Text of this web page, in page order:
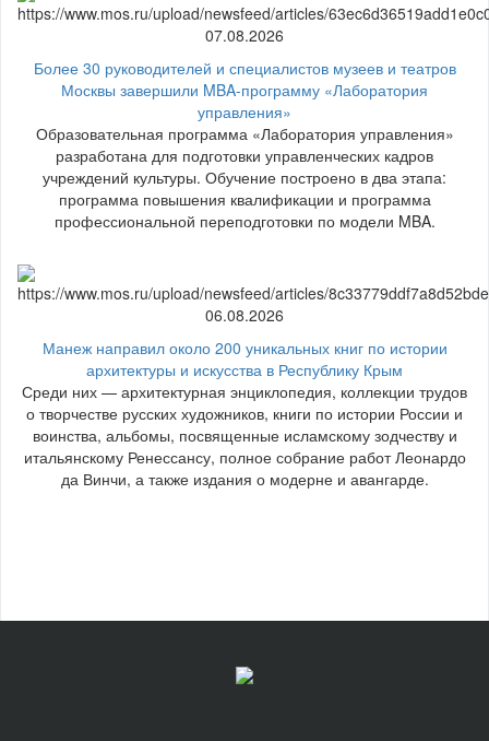
07.08.2026
Более 30 руководителей и специалистов музеев и театров
Москвы завершили MBA-программу «Лаборатория
управления»
Образовательная программа «Лаборатория управления»
разработана для подготовки управленческих кадров
учреждений культуры. Обучение построено в два этапа:
программа повышения квалификации и программа
профессиональной переподготовки по модели MBA.
06.08.2026
Манеж направил около 200 уникальных книг по истории
архитектуры и искусства в Республику Крым
Среди них — архитектурная энциклопедия, коллекции трудов
о творчестве русских художников, книги по истории России и
воинства, альбомы, посвященные исламскому зодчеству и
итальянскому Ренессансу, полное собрание работ Леонардо
да Винчи, а также издания о модерне и авангарде.